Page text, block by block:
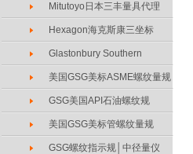
Mitutoyo日本三丰量具代理
Hexagon海克斯康三坐标
Glastonbury Southern
美国GSG美标ASME螺纹量规
GSG美国API石油螺纹规
美国GSG美标管螺纹量规
GSG螺纹指示规│中径量仪